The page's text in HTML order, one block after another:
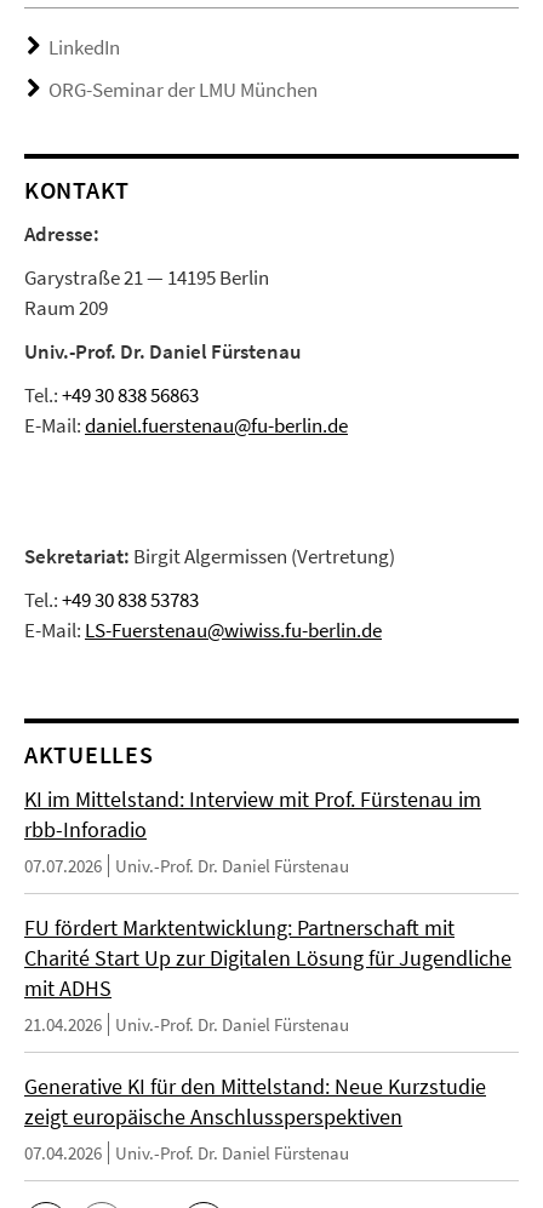
LinkedIn
ORG-Seminar der LMU München
KONTAKT
Adresse:
Garystraße 21 — 14195 Berlin
Raum 209
Univ.-Prof. Dr. Daniel Fürstenau
Tel.:+49 30 838 56863
E-Mail:daniel.fuerstenau@fu-berlin.de
Sekretariat: Birgit Algermissen (Vertretung)
Tel.:+49 30 838 53783
E-Mail: LS-Fuerstenau@wiwiss.fu-berlin.de
AKTUELLES
KI im Mittelstand: Interview mit Prof. Fürstenau im
rbb-Inforadio
07.07.2026 Univ.-Prof. Dr. Daniel Fürstenau
FU fördert Marktentwicklung: Partnerschaft mit
Charité Start Up zur Digitalen Lösung für Jugendliche
mit ADHS
21.04.2026 Univ.-Prof. Dr. Daniel Fürstenau
Generative KI für den Mittelstand: Neue Kurzstudie
zeigt europäische Anschlussperspektiven
07.04.2026 Univ.-Prof. Dr. Daniel Fürstenau